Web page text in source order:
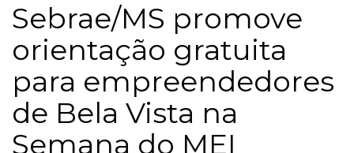
Sebrae/MS promove
orientação gratuita
para empreendedores
de Bela Vista na
Semana do MEI